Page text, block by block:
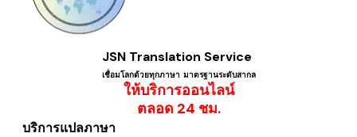
JSN Translation Service
เชื่อมโลกด้วยทุกภาษา ​มาตรฐานระดับสากล
ให้บริการออนไลน์
​ตลอด 24 ชม.
บริการแปลภาษา